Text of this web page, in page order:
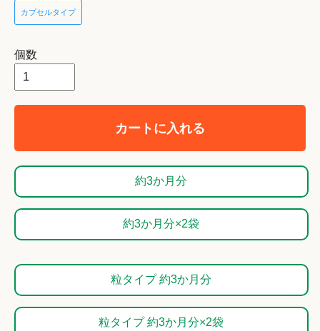
カプセルタイプ
個数
カートに入れる
約3か月分
約3か月分×2袋
粒タイプ 約3か月分
粒タイプ 約3か月分×2袋